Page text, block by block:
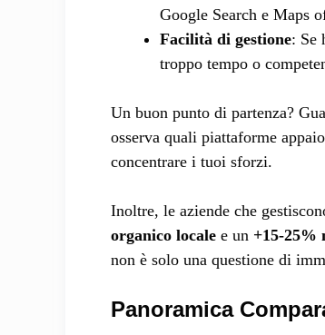
Google Search e Maps
Facilità di gestione: Se
troppo tempo o
Un buon punto di partenza?
osserva quali piattaforme
concentrare i tuoi sforzi.
Inoltre, le aziende che
organico locale e un +15-25%
non è solo una questione di
Panoramica